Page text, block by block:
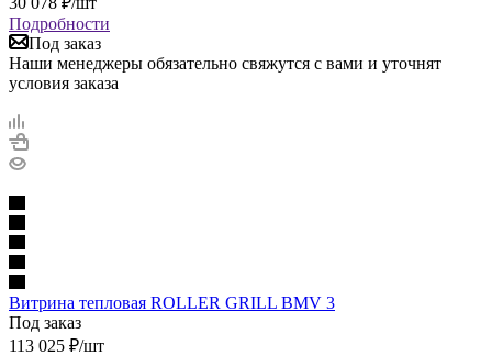
Подробности
Под заказ
Наши менеджеры обязательно свяжутся с вами и уточнят
условия заказа
Витрина тепловая ROLLER GRILL BMV 3
Под заказ
113 025 ₽/шт